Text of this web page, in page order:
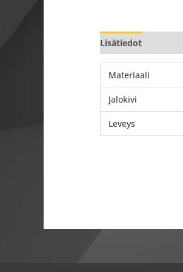
Lisätiedot
Materiaali
Jalokivi
Leveys